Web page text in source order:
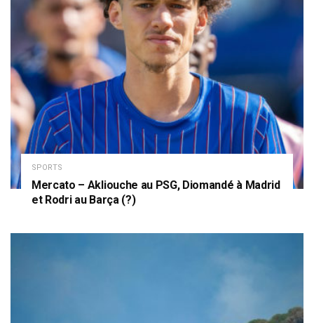
SPORTS
Mercato – Akliouche au PSG, Diomandé à Madrid
et Rodri au Barça (?)